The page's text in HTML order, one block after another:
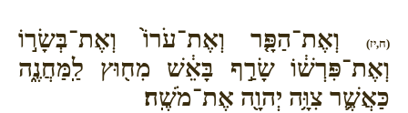
(ח,יז)
וְאֶת־הַפָּ֤ר וְאֶת־עֹרוֹ֙ וְאֶת־בְּשָׂר֣וֹ
וְאֶת־פִּרְשׁ֔וֹ שָׂרַ֣ף בָּאֵ֔שׁ מִח֖וּץ לַֽמַּחֲנֶ֑ה
כַּאֲשֶׁ֛ר צִוָּ֥ה יְהוָ֖ה אֶת־מֹשֶֽׁה׃